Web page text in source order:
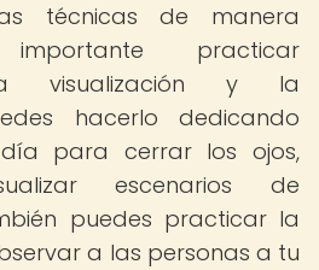
técnicas de manera
practicar
visualización y la
hacerlo dedicando
para cerrar los ojos,
escenarios de
puedes practicar la
a las personas a tu